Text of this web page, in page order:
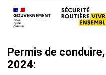
Permis de
2024: